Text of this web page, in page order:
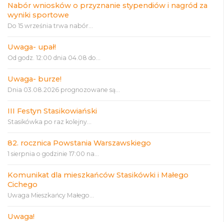
Nabór wniosków o przyznanie stypendiów i nagród za
wyniki sportowe
Do 15 września trwa nabór...
Uwaga- upał!
Od godz. 12:00 dnia 04.08 do...
Uwaga- burze!
Dnia 03.08.2026 prognozowane są...
III Festyn Stasikowiański
Stasikówka po raz kolejny...
82. rocznica Powstania Warszawskiego
1 sierpnia o godzinie 17:00 na...
Komunikat dla mieszkańców Stasikówki i Małego
Cichego
Uwaga Mieszkańcy Małego...
Uwaga!